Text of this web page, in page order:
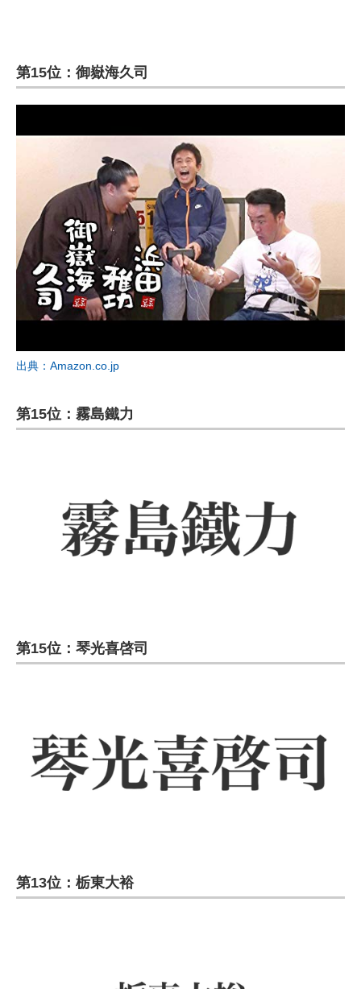
第15位：御嶽海久司
出典：Amazon.co.jp
第15位：霧島鐵力
第15位：琴光喜啓司
第13位：栃東大裕